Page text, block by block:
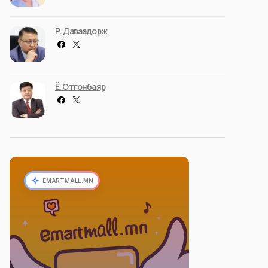
Р. Даваадорж
Ё. Отгонбаяр
EMARTMALL.MN